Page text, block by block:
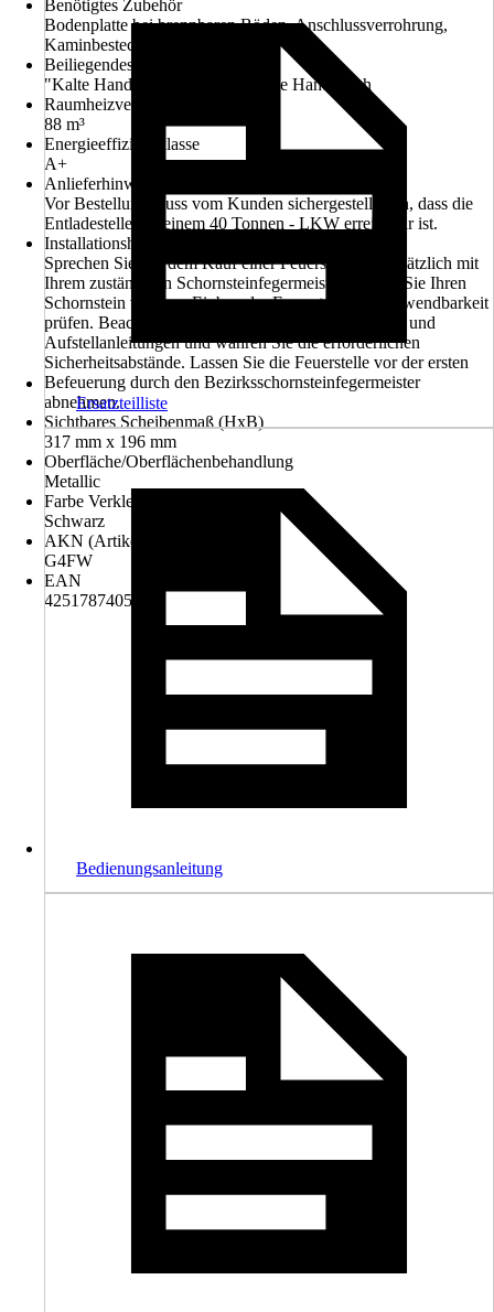
Benötigtes Zubehör
Bodenplatte bei brennbaren Böden, Anschlussverrohrung,
Kaminbesteck
Beiliegendes Zubehör
"Kalte Hand" statt Hitzebeständige Handschuh
Raumheizvermögen
88 m³
Energieeffizienzklasse
A+
Anlieferhinweis
Vor Bestellung muss vom Kunden sichergestellt sein, dass die
Entladestelle mit einem 40 Tonnen - LKW erreichbar ist.
Installationshinweis
Sprechen Sie vor dem Kauf einer Feuerstelle grundsätzlich mit
Ihrem zuständigen Schornsteinfegermeister. Lassen Sie Ihren
Schornstein vor dem Einbau der Feuerstelle auf Verwendbarkeit
prüfen. Beachten Sie grundsätzlich die Bedienungs- und
Aufstellanleitungen und wahren Sie die erforderlichen
Sicherheitsabstände. Lassen Sie die Feuerstelle vor der ersten
Befeuerung durch den Bezirksschornsteinfegermeister
abnehmen.
Sichtbares Scheibenmaß (HxB)
317 mm x 196 mm
Oberfläche/Oberflächenbehandlung
Metallic
Farbe Verkleidung
Schwarz
AKN (Artikelkurznummer)
G4FW
EAN
4251787405731
Ersatzteilliste
Bedienungsanleitung